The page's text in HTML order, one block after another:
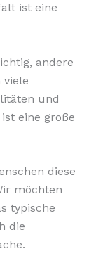
ist eine
andere
und
eine große
diese
möchten
typische
die